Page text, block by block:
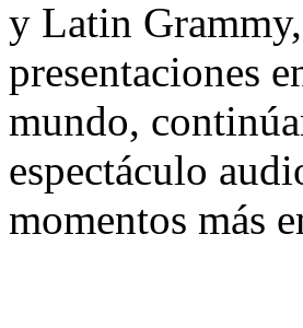
y Latin
presentaciones
mundo,
espectáculo
momentos más